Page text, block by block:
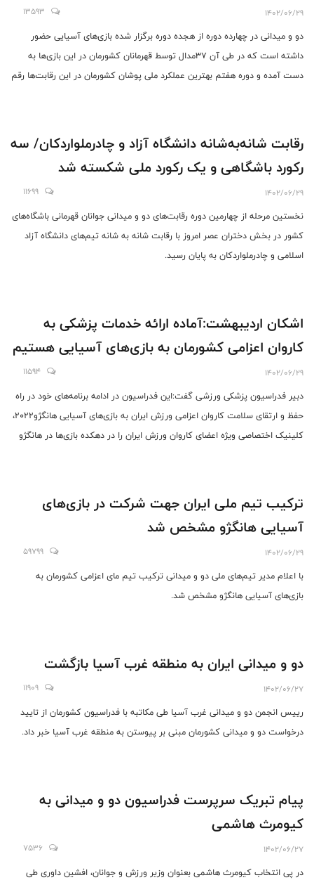
1402/06/29
13593
دو و میدانی در چهارده دوره از هجده دوره برگزار شده بازی‌های آسیایی حضور
داشته است که در طی آن ۳۷مدال توسط قهرمانان کشورمان در این بازی‌ها به
دست آمده و دوره هفتم بهترین عملکرد ملی پوشان کشورمان در این رقابت‌ها رقم
رقابت شانه‌به‌شانه دانشگاه آزاد و چادرملواردکان/ سه
رکورد باشگاهی و یک رکورد ملی شکسته شد
1402/06/29
11699
نخستین مرحله از چهارمین دوره رقابت‌های دو و میدانی جوانان قهرمانی باشگاه‌های
کشور در بخش دختران عصر امروز با رقابت شانه‌ به شانه تیم‌های دانشگاه آزاد
اسلامی و چادرملواردکان به پایان رسید.
اشکان اردیبهشت:آماده ارائه خدمات پزشکی به
کاروان اعزامی کشورمان به بازی‌های آسیایی هستیم
1402/06/29
11594
دبیر فدراسیون پزشکی ورزشی گفت:این فدراسیون در ادامه برنامه‌های خود در راه
حفظ و ارتقای سلامت کاروان اعزامی ورزش ایران به بازی‌های آسیایی هانگژو۲۰۲۲،
کلینیک اختصاصی ویژه اعضای کاروان ورزش ایران را در دهکده بازی‌ها در هانگژو
ترکیب تیم ملی ایران جهت شرکت در بازی‌های
آسیایی هانگژو مشخص شد
1402/06/29
59799
با اعلام مدیر تیم‌های ملی دو و میدانی ترکیب تیم مای اعزامی کشورمان به
بازی‌های آسیایی هانگژو مشخص شد.
دو و میدانی ایران به منطقه غرب آسیا بازگشت
1402/06/27
11909
رییس انجمن دو و میدانی غرب آسیا طی مکاتبه با فدراسیون کشورمان از تایید
درخواست دو و میدانی کشورمان مبنی بر پیوستن به منطقه غرب آسیا خبر داد.
پیام تبریک سرپرست فدراسیون دو و میدانی به
کیومرث هاشمی
1402/06/27
7536
در پی انتخاب کیومرث هاشمی بعنوان وزیر ورزش و جوانان، افشین داوری طی